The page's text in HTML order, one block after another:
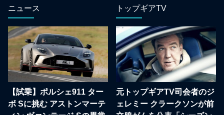
ニュース
【試乗】ポルシェ911 ター
ボ Sに挑む アストンマーテ
トップギアTV
元トップギアTV司会者のジ
ェレミー クラークソンが前